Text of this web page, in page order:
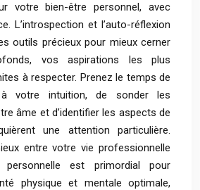
votre bien-être personnel, avec
L’introspection et l’auto-réflexion
outils précieux pour mieux cerner
vos aspirations les plus
à respecter. Prenez le temps de
votre intuition, de sonder les
âme et d’identifier les aspects de
une attention particulière.
entre votre vie professionnelle
est primordial pour
physique et mentale optimale,